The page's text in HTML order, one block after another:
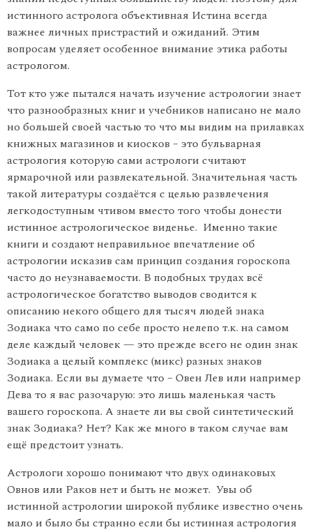
истинного астролога объективная Истина всегда
важнее личных пристрастий и ожиданий. Этим
вопросам уделяет особенное внимание этика работы
астрологом.
Тот кто уже пытался начать изучение астрологии знает
что разнообразных книг и учебников написано не мало
но большей своей частью то что мы видим на прилавках
книжных магазинов и киосков – это бульварная
астрология которую сами астрологи считают
ярмарочной или развлекательной. Значительная часть
такой литературы создаётся с целью развлечения
легкодоступным чтивом вместо того чтобы донести
истинное астрологическое виденье. Именно такие
книги и создают неправильное впечатление об
астрологии исказив сам принцип создания гороскопа
часто до неузнаваемости. В подобных трудах всё
астрологическое богатство выводов сводится к
описанию некого общего для тысяч людей знака
Зодиака что само по себе просто нелепо т.к. на самом
деле каждый человек — это прежде всего не один знак
Зодиака а целый комплекс (микс) разных знаков
Зодиака. Если вы думаете что – Овен Лев или например
Дева то я вас разочарую: это лишь маленькая часть
вашего гороскопа. А знаете ли вы свой синтетический
знак Зодиака? Нет? Как же много в таком случае вам
ещё предстоит узнать.
Астрологи хорошо понимают что двух одинаковых
Овнов или Раков нет и быть не может. Увы об
истинной астрологии широкой публике известно очень
мало и было бы странно если бы истинная астрология